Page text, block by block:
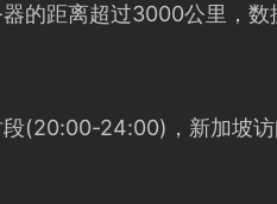
器的距离超过3000公里，
段(20:00-24:00)，新加坡